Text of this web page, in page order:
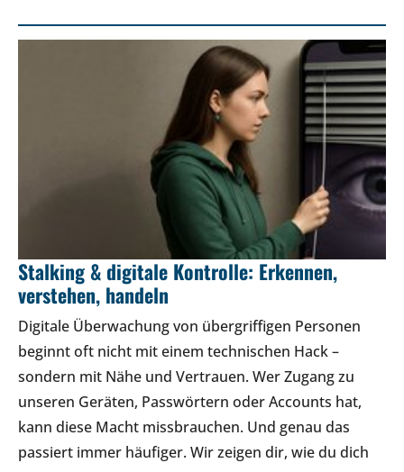
Stalking & digitale Kontrolle: Erkennen,
verstehen, handeln
Digitale Überwachung von übergriffigen Personen
beginnt oft nicht mit einem technischen Hack –
sondern mit Nähe und Vertrauen. Wer Zugang zu
unseren Geräten, Passwörtern oder Accounts hat,
kann diese Macht missbrauchen. Und genau das
passiert immer häufiger. Wir zeigen dir, wie du dich